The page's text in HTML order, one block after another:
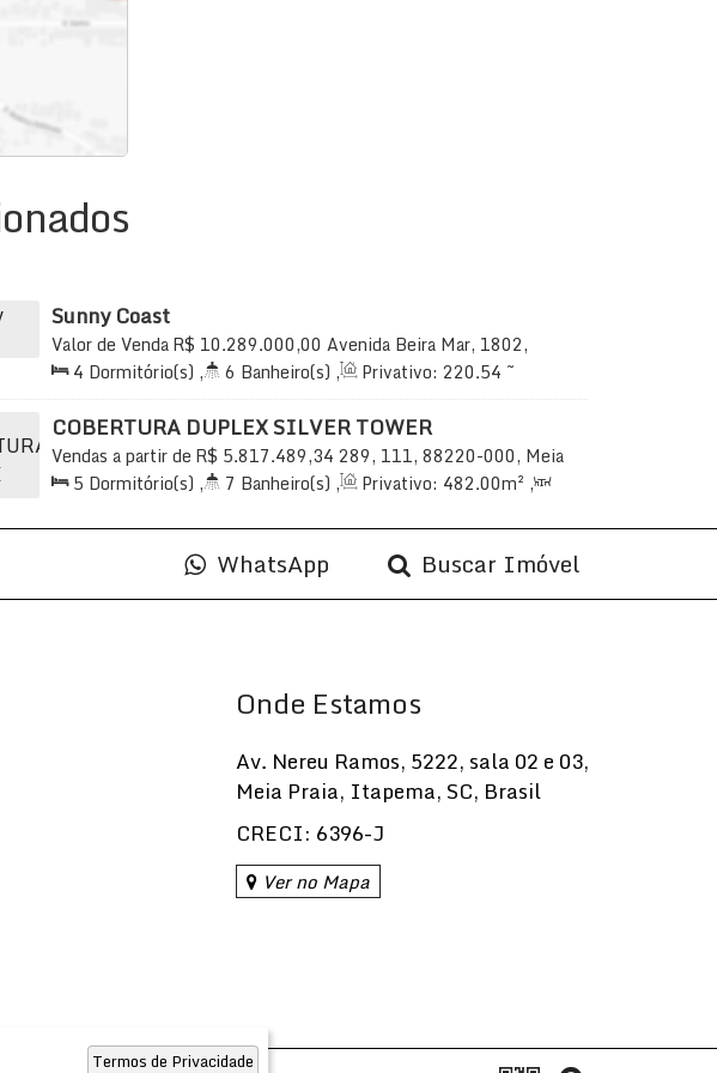
Termos de Privacidade
Sunny Coast
R$ 10.289.000,00
Valor de Venda Avenida Beira Mar, 1802,
88220-000, Centro, Itapema, Santa Catarina, Brasil
4 Dormitório(s) , 6 Banheiro(s) , Privativo: 220.54 ~
508.15m², 2 Sala(s), 4 Suíte(s), Total:229.31m², 3 ~
5 Vaga(s) , Útil:229.31~ 508 .15m²
COBERTURA DUPLEX SILVER TOWER
R$ 5.817.489,34
Vendas a partir de 289, 111, 88220-000, Meia
Praia, Itapema, Santa Catarina, Brasil
5 Dormitório(s) , 7 Banheiro(s) , Privativo: 482.00m² ,
Distância do Mar, Útil:482.00m²
WhatsApp Buscar Imóvel
Onde Estamos
Av. Nereu Ramos, 5222, sala 02 e 03,
Meia Praia, Itapema, SC, Brasil
CRECI: 6396-J
Ver no Mapa